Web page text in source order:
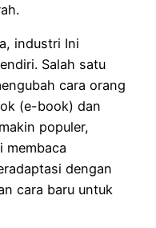
industri Ini
Salah satu
cara orang
(e-book) dan
populer,
membaca
dengan
cara baru untuk